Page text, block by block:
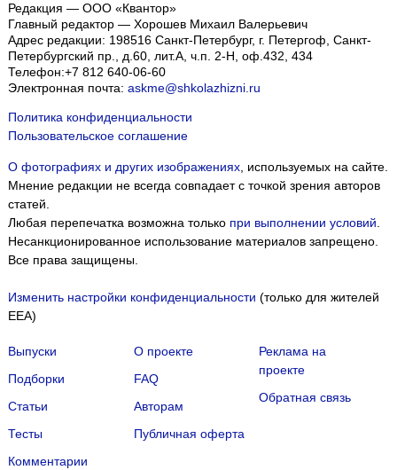
Редакция — ООО «Квантор»
Главный редактор — Хорошев Михаил Валерьевич
Адрес редакции: 198516 Санкт-Петербург, г. Петергоф, Санкт-
Петербургский пр., д.60, лит.А, ч.п. 2-Н, оф.432, 434
Телефон:+7 812 640-06-60
Электронная почта: askme@shkolazhizni.ru
Политика конфиденциальности
Пользовательское соглашение
О фотографиях и других изображениях, используемых на сайте.
Мнение редакции не всегда совпадает с точкой зрения авторов
статей.
Любая перепечатка возможна только при выполнении условий.
Несанкционированное использование материалов запрещено.
Все права защищены.
Изменить настройки конфиденциальности (только для жителей
EEA)
Выпуски
Подборки
Статьи
Тесты
Комментарии
О проекте
FAQ
Авторам
Публичная оферта
Реклама на
проекте
Обратная связь